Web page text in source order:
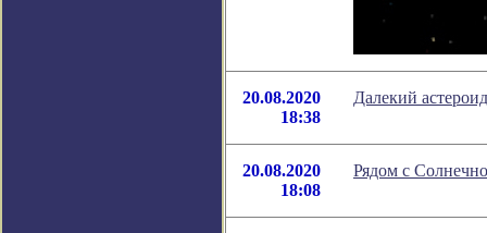
20.08.2020
18:38
Далекий
20.08.2020
18:08
Рядом с